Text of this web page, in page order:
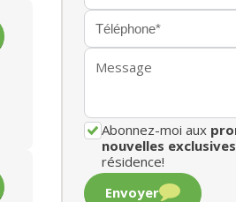
Abonnez-moi aux
nouvelles exclusives
résidence!
Envoyer